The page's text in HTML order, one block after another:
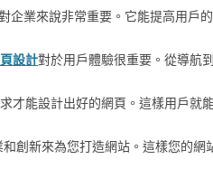
企業來說非常重要。它能提高用戶
設計對於用戶體驗很重要。從導航
才能設計出好的網頁。這樣用戶就
創新來為您打造網站。這樣您的